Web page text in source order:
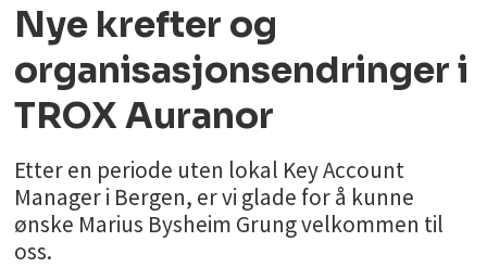
Nye krefter og
organisasjonsendringer i
TROX Auranor
Etter en periode uten lokal Key Account
Manager i Bergen, er vi glade for å kunne
ønske Marius Bysheim Grung velkommen til
oss.